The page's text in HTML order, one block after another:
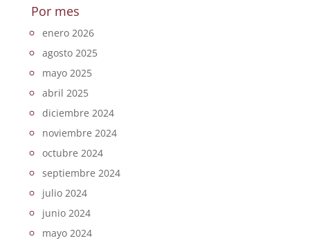
Por mes
enero 2026
agosto 2025
mayo 2025
abril 2025
diciembre 2024
noviembre 2024
octubre 2024
septiembre 2024
julio 2024
junio 2024
mayo 2024